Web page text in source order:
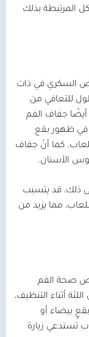
المرتبطة بذلك
السكري في ذات
للتعافي من
أيضًا جفاف الفم
في ظهور بقع
كما أنّ جفاف
الأسنان.
ذلك، قد يتسبب
مما يزيد من
صحة الفم
أثناء التنظيف،
بيضاء أو
تستدعي زيارة